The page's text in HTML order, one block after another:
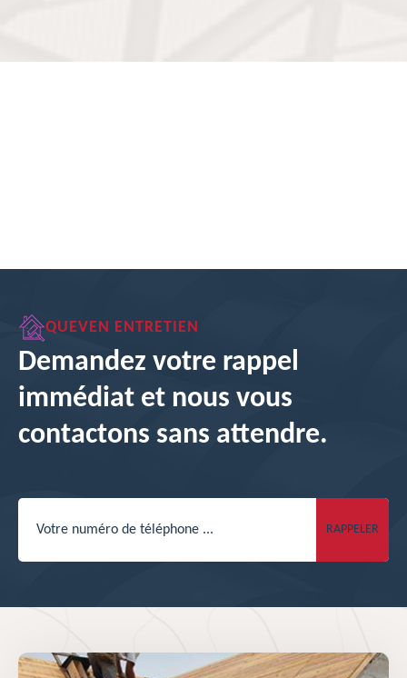
QUEVEN ENTRETIEN
Demandez votre rappel
immédiat et nous vous
contactons sans attendre.